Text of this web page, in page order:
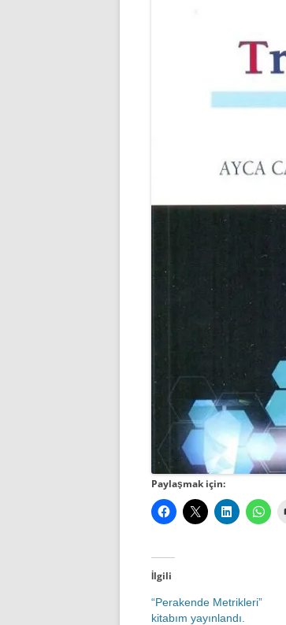
Paylaşmak için:
İlgili
“Perakende Metrikleri”
kitabım yayınlandı.